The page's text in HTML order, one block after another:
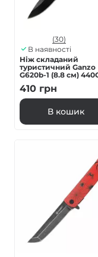
(30)
В наявності
Ніж складаний
туристичний Ganzo
G620b-1 (8.8 см)
чорний
410 грн
В кошик